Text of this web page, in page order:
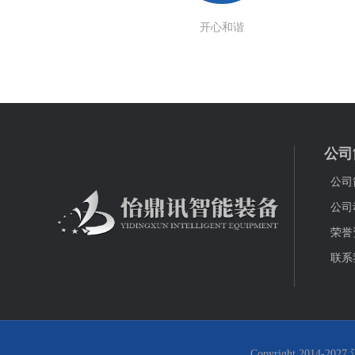
开心和谐
公
公司
公司
荣誉
联系